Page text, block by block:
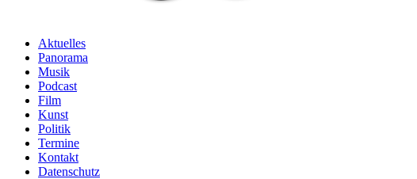
Aktuelles
Panorama
Musik
Podcast
Film
Kunst
Politik
Termine
Kontakt
Datenschutz